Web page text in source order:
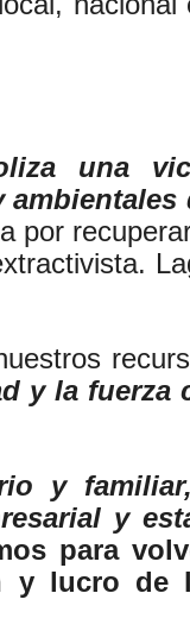
una
por
y la fuerza
y
y
para
y lucro de